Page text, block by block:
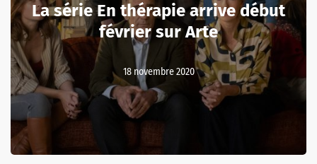
La série En thérapie arrive début
février sur Arte
18 novembre 2020